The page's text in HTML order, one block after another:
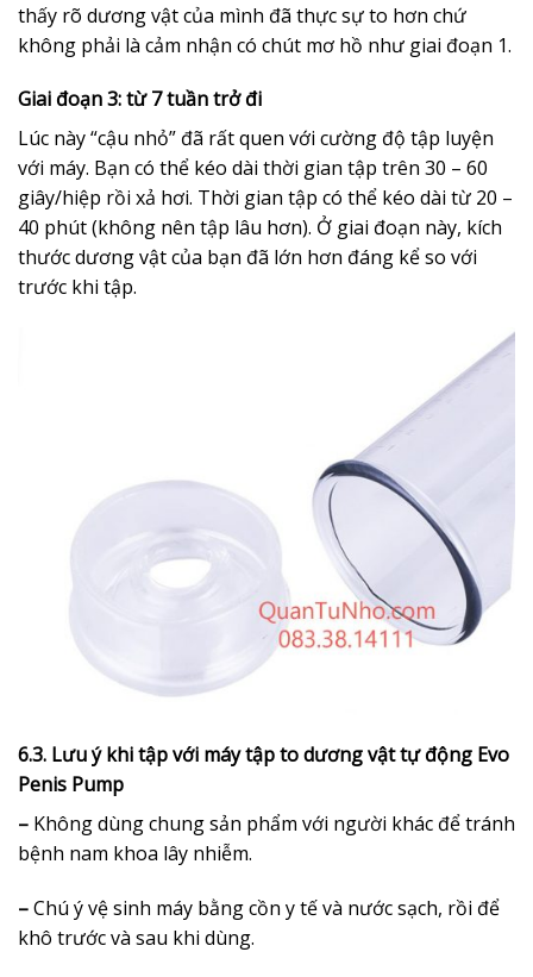
thấy rõ dương vật của mình đã thực sự to hơn chứ
không phải là cảm nhận có chút mơ hồ như giai đoạn 1.
Giai đoạn 3: từ 7 tuần trở đi
Lúc này “cậu nhỏ” đã rất quen với cường độ tập luyện
với máy. Bạn có thể kéo dài thời gian tập trên 30 – 60
giây/hiệp rồi xả hơi. Thời gian tập có thể kéo dài từ 20 –
40 phút (không nên tập lâu hơn). Ở giai đoạn này, kích
thước dương vật của bạn đã lớn hơn đáng kể so với
trước khi tập.
6.3. Lưu ý khi tập với máy tập to dương vật tự động Evo
Penis Pump
– Không dùng chung sản phẩm với người khác để tránh
bệnh nam khoa lây nhiễm.
–Chú ý vệ sinh máy bằng cồn y tế và nước sạch, rồi để
khô trước và sau khi dùng.